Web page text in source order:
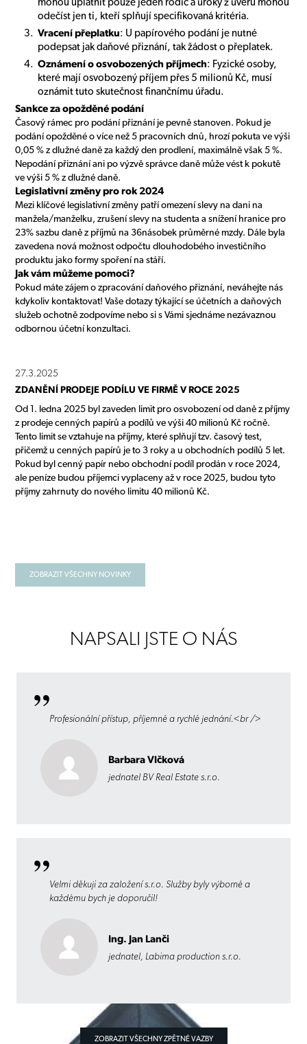
odečíst jen ti, kteří splňují specifikovaná kritéria.
Vracení přeplatku: U papírového podání je nutné
podepsat jak daňové přiznání, tak žádost o přeplatek.
Oznámení o osvobozených příjmech: Fyzické osoby,
které mají osvobozený příjem přes 5 milionů Kč, musí
oznámit tuto skutečnost finančnímu úřadu.
Sankce za opožděné podání
Časový rámec pro podání přiznání je pevně stanoven. Pokud je
podání opožděné o více než 5 pracovních dnů, hrozí pokuta ve výši
0,05 % z dlužné daně za každý den prodlení, maximálně však 5 %.
Nepodání přiznání ani po výzvě správce daně může vést k pokutě
ve výši 5 % z dlužné daně.
Legislativní změny pro rok 2024
Mezi klíčové legislativní změny patří omezení slevy na dani na
manžela/manželku, zrušení slevy na studenta a snížení hranice pro
23% sazbu daně z příjmů na 36násobek průměrné mzdy. Dále byla
zavedena nová možnost odpočtu dlouhodobého investičního
produktu jako formy spoření na stáří.
Jak vám můžeme pomoci?
Pokud máte zájem o zpracování daňového přiznání, neváhejte nás
kdykoliv kontaktovat! Vaše dotazy týkající se účetních a daňových
služeb ochotně zodpovíme nebo si s Vámi sjednáme nezávaznou
odbornou účetní konzultaci.
27.3.2025
ZDANĚNÍ PRODEJE PODÍLU VE FIRMĚ V ROCE 2025
Od 1. ledna 2025 byl zaveden limit pro osvobození od daně z příjmy
z prodeje cenných papírů a podílů ve výši 40 milionů Kč ročně.
Tento limit se vztahuje na příjmy, které splňují tzv. časový test,
přičemž u cenných papírů je to 3 roky a u obchodních podílů 5 let.
Pokud byl cenný papír nebo obchodní podíl prodán v roce 2024,
ale peníze budou příjemci vyplaceny až v roce 2025, budou tyto
příjmy zahrnuty do nového limitu 40 milionů Kč.
ZOBRAZIT VŠECHNY NOVINKY
NAPSALI JSTE O NÁS
Profesionální přístup, příjemné a rychlé jednání.<br />
Barbara Vlčková
jednatel BV Real Estate s.r.o.
Velmi děkuji za založení s.r.o. Služby byly výborné a
každému bych je doporučil!
Ing. Jan Lanči
jednatel, Labima production s.r.o.
ZOBRAZIT VŠECHNY ZPĚTNÉ VAZBY